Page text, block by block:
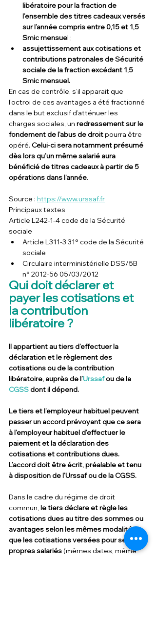
libératoire pour la fraction de
l’ensemble des titres cadeaux versés
sur l’année compris entre 0,15 et 1,5
Smic mensuel ;
assujettissement aux cotisations et
contributions patronales de Sécurité
sociale de la fraction excédant 1,5
Smic mensuel.
En cas de contrôle, s’il apparait que
l’octroi de ces avantages a été fractionné
dans le but exclusif d’atténuer les
charges sociales, un redressement sur le
fondement de l’abus de droit pourra être
opéré. Celui-ci sera notamment présumé
dès lors qu’un même salarié aura
bénéficié de titres cadeaux à partir de 5
opérations dans l’année.
Source : https://www.urssaf.fr
Principaux textes
Article L242-1-4 code de la Sécurité
sociale
Article L311-3 31° code de la Sécurité
sociale
Circulaire interministérielle DSS/5B
n° 2012-56 05/03/2012
Qui doit déclarer et
payer les cotisations et
la contribution
libératoire ?
Il appartient au tiers d’effectuer la
déclaration et le règlement des
cotisations ou de la contribution
libératoire, auprès de l’Urssaf ou de la
CGSS dont il dépend.
Le tiers et l’employeur habituel peuvent
passer un accord prévoyant que ce sera
à l’employeur habituel d’effectuer le
paiement et la déclaration des
cotisations et contributions dues.
L’accord doit être écrit, préalable et tenu
à disposition de l’Urssaf ou de la CGSS.
Dans le cadre du régime de droit
commun, le tiers déclare et règle les
cotisations dues au titre des sommes ou
avantages selon les mêmes modalités
que les cotisations versées pour ses
propres salariés (mêmes dates, même